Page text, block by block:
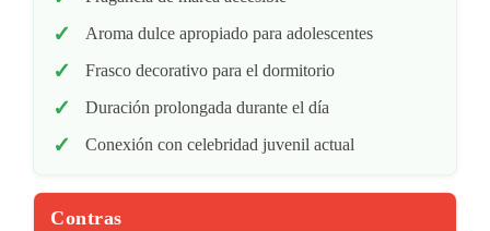
Aroma dulce apropiado para adolescentes
Frasco decorativo para el dormitorio
Duración prolongada durante el día
Conexión con celebridad juvenil actual
Contras